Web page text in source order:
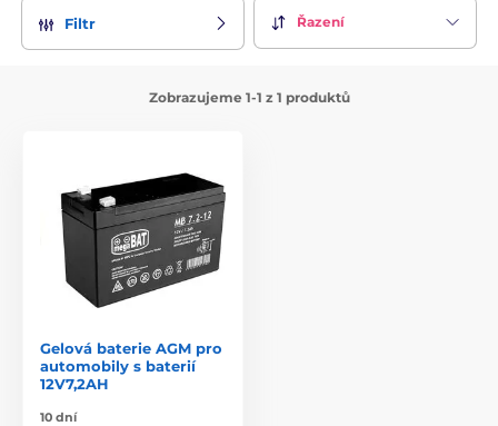
Filtr Řazení
Zobrazujeme 1-1 z 1 produktů
Gelová baterie AGM pro
automobily s baterií
12V7,2AH
10 dní